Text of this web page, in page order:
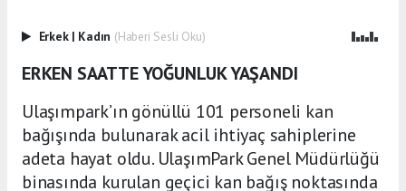
Erkek | Kadın (Haberi Sesli Oku)
ERKEN SAATTE YOĞUNLUK YAŞANDI
Ulaşımpark’ın gönüllü 101 personeli kan
bağışında bulunarak acil ihtiyaç sahiplerine
adeta hayat oldu. UlaşımPark Genel Müdürlüğü
binasında kurulan geçici kan bağış noktasında